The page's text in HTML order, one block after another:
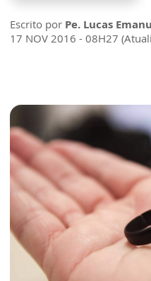
Escrito por Pe. Lucas
17 NOV 2016 - 08H27